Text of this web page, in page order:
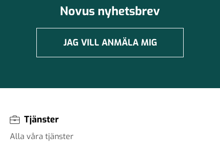
Novus nyhetsbrev
JAG VILL ANMÄLA MIG
Tjänster
Alla våra tjänster